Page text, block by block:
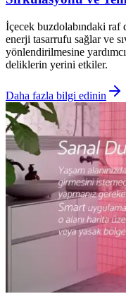
İçecek buzdolabındaki raf
enerji tasarrufu sağlar ve
yönlendirilmesine
deliklerin yerini etkiler.
Daha fazla bilgi edinin